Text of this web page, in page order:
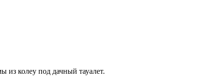
из колеу под дачный тауалет.